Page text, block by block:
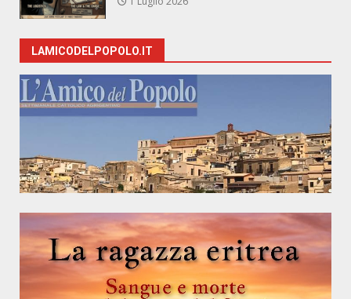
LAMICODELPOPOLO.IT